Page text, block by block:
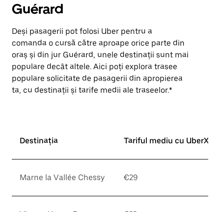
Guérard
Deși pasagerii pot folosi Uber pentru a
comanda o cursă către aproape orice parte din
oraș și din jur Guérard, unele destinații sunt mai
populare decât altele. Aici poți explora trasee
populare solicitate de pasagerii din apropierea
ta, cu destinații și tarife medii ale traseelor.*
Destinația Tariful mediu cu UberX*
Marne la Vallée Chessy €29